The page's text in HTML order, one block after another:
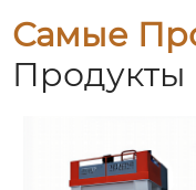
Самые
Продукты